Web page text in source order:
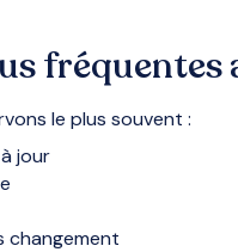
fréquentes
le plus souvent :
jour
changement